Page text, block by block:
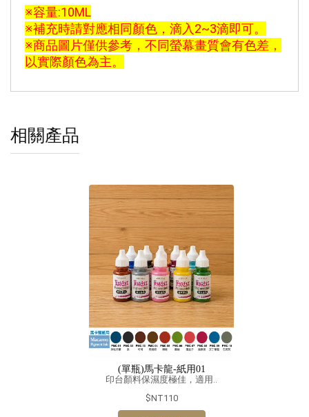
※容量:10ML
※補充時請對應相同顏色，滴入2~3滴即可。
※商品圖片僅供參考，不同螢幕畫質會有色差，
以實際顏色為主。
相關產品
(單瓶)馬卡龍-紙用01
印台顏料保濕度極佳，適用..
$NT110